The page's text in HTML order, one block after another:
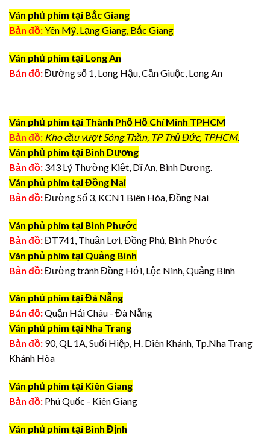
Ván phủ phim tại Bắc Giang
Bản đồ:Yên Mỹ, Lạng Giang, Bắc Giang
Ván phủ phim tại Long An
Bản đồ:Đường số 1, Long Hậu, Cần Giuộc, Long An
Ván phủ phim tại Thành Phố Hồ Chí Minh TPHCM
Bản đồ: Kho cầu vượt Sóng Thần, TP Thủ Đức, TPHCM.
Ván phủ phim tại Bình Dương
Bản đồ: 343 Lý Thường Kiệt, Dĩ An, Bình Dương.
Ván phủ phim tại Đồng Nai
Bản đồ:Đường Số 3, KCN1 Biên Hòa, Đồng Nai
Ván phủ phim tại Bình Phước
Bản đồ:ĐT741, Thuận Lợi, Đồng Phú, Bình Phước
Ván phủ phim tại Quảng Bình
Bản đồ:Đường tránh Đồng Hới, Lộc Ninh, Quảng Bình
Ván phủ phim tại Đà Nẵng
Bản đồ:Quận Hải Châu - Đà Nẵng
Ván phủ phim tại Nha Trang
Bản đồ: 90, QL 1A, Suối Hiệp, H. Diên Khánh, Tp.Nha Trang
Khánh Hòa
Ván phủ phim tại Kiên Giang
Bản đồ: Phú Quốc - Kiên Giang
Ván phủ phim tại Bình Định